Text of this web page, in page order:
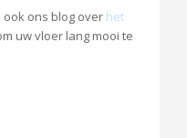
ook ons blog over het
uw vloer lang mooi te